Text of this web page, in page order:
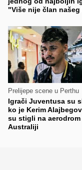
"Više nije član
Prelijepe scene u Perthu
Igrači Juventusa su
ko je Kerim
su stigli na aerodrom
Australiji